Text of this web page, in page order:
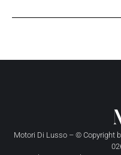
Motori Di Lusso – © Copyright